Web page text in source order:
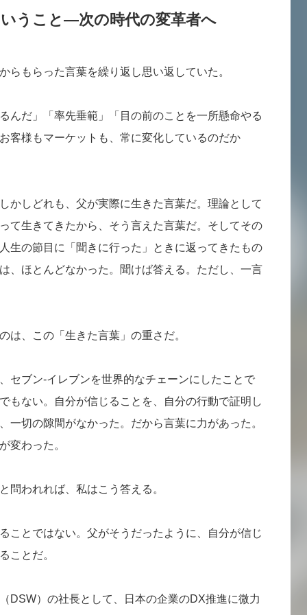
うこと—次の時代の変革者へ
らもらった言葉を繰り返し思い返していた。
んだ」「率先垂範」「目の前のことを一所懸命やる
客様もマーケットも、常に変化しているのだか
かしどれも、父が実際に生きた言葉だ。理論として
て生きてきたから、そう言えた言葉だ。そしてその
生の節目に「聞きに行った」ときに返ってきたもの
、ほとんどなかった。聞けば答える。ただし、一言
は、この「生きた言葉」の重さだ。
セブン-イレブンを世界的なチェーンにしたことで
もない。自分が信じることを、自分の行動で証明し
一切の隙間がなかった。だから言葉に力があった。
変わった。
問われれば、私はこう答える。
ことではない。父がそうだったように、自分が信じ
ことだ。
DSW）の社長として、日本の企業のDX推進に微力